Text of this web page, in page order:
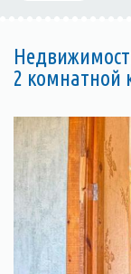
2 комнатной